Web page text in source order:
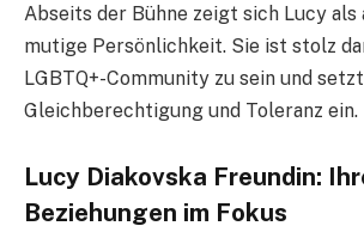
Abseits der Bühne zeigt sich Lucy als
mutige Persönlichkeit. Sie ist stolz
LGBTQ+-Community zu sein und
Gleichberechtigung und Toleranz ein.
Lucy Diakovska Freundin:
Beziehungen im Fokus